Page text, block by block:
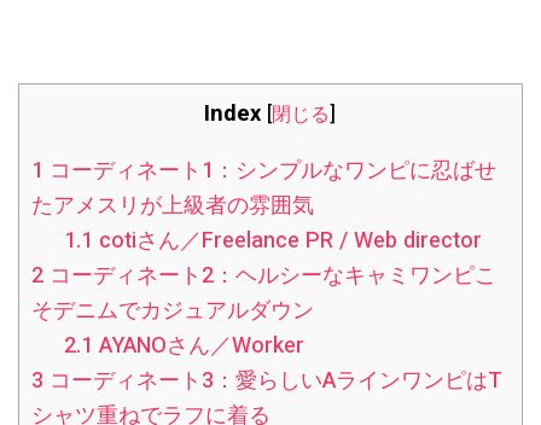
Index [閉じる]
1 コーディネート1：シンプルなワンピに忍ばせ
たアメスリが上級者の雰囲気
1.1 cotiさん／Freelance PR / Web director
2コーディネート2：ヘルシーなキャミワンピこ
そデニムでカジュアルダウン
2.1 AYANOさん／Worker
3 コーディネート3：愛らしいAラインワンピはT
シャツ重ねでラフに着る